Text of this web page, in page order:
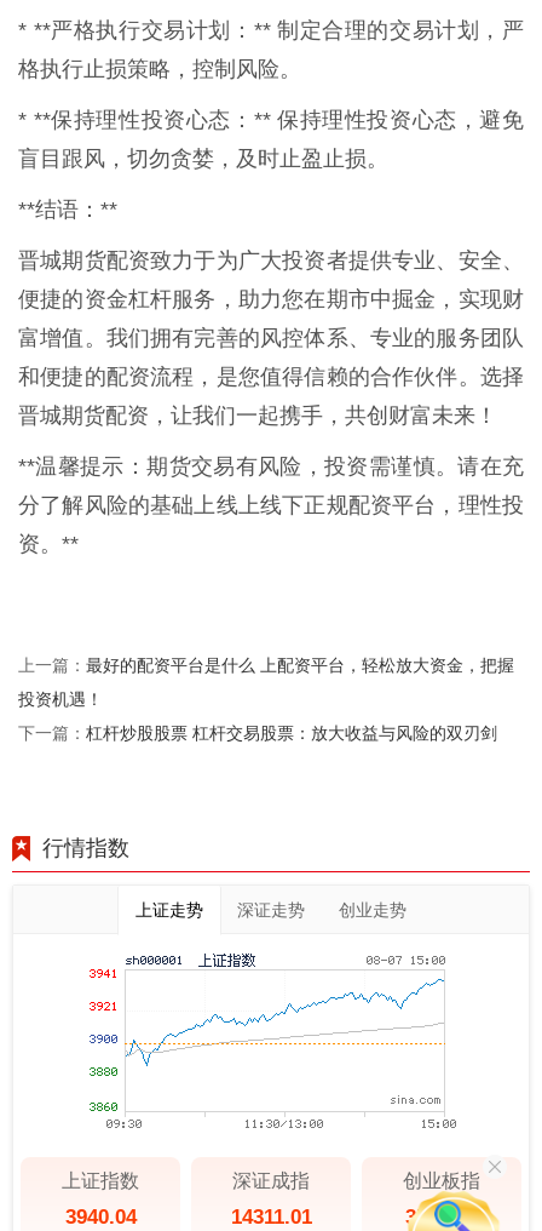
* **严格执行交易计划：** 制定合理的交易计划，严
格执行止损策略，控制风险。
* **保持理性投资心态：** 保持理性投资心态，避免
盲目跟风，切勿贪婪，及时止盈止损。
**结语：**
晋城期货配资致力于为广大投资者提供专业、安全、
便捷的资金杠杆服务，助力您在期市中掘金，实现财
富增值。我们拥有完善的风控体系、专业的服务团队
和便捷的配资流程，是您值得信赖的合作伙伴。选择
晋城期货配资，让我们一起携手，共创财富未来！
**温馨提示：期货交易有风险，投资需谨慎。请在充
分了解风险的基础上线上线下正规配资平台，理性投
资。**
上一篇： 最好的配资平台是什么 上配资平台，轻松放大资金，把握
投资机遇！
下一篇： 杠杆炒股股票 杠杆交易股票：放大收益与风险的双刃剑
行情指数
上证走势 深证走势 创业走势
上证指数
3940.04
深证成指
14311.01
创业板指
3563.12